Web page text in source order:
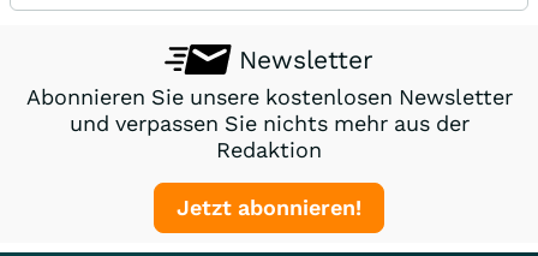
Newsletter
Abonnieren Sie unsere kostenlosen Newsletter
und verpassen Sie nichts mehr aus der
Redaktion
Jetzt abonnieren!